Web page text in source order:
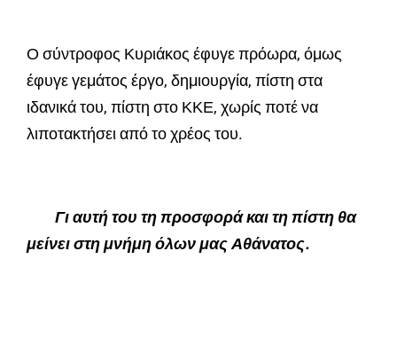
Ο σύντροφος Κυριάκος έφυγε πρόωρα, όμως
έφυγε γεμάτος έργο, δημιουργία, πίστη στα
ιδανικά του, πίστη στο ΚΚΕ, χωρίς ποτέ να
λιποτακτήσει από το χρέος του.
Γι αυτή του τη προσφορά και τη πίστη θα
μείνει στη μνήμη όλων μας Αθάνατος.